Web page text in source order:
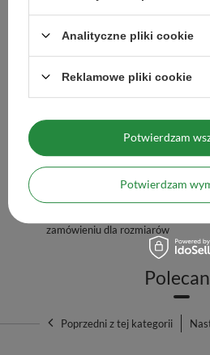
odpowiedzialny
zamówieniu dla rozmiarów
Poprzedni z tej kategorii
Analityczne pliki cookie
Reklamowe pliki cookie
Potwierdzam
Potwierdzam